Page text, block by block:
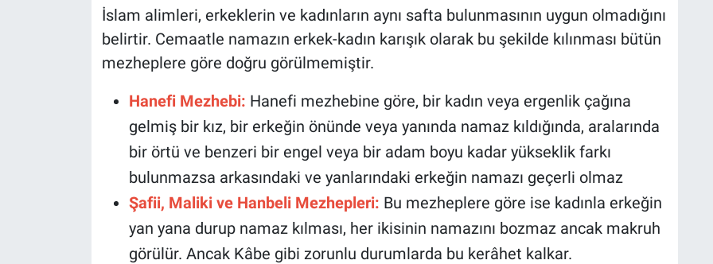
İslam alimleri, erkeklerin ve kadınların aynı safta bulunmasının uygun olmadığını
belirtir. Cemaatle namazın erkek-kadın karışık olarak bu şekilde kılınması bütün
mezheplere göre doğru görülmemiştir.
Hanefi Mezhebi: Hanefi mezhebine göre, bir kadın veya ergenlik çağına
gelmiş bir kız, bir erkeğin önünde veya yanında namaz kıldığında, aralarında
bir örtü ve benzeri bir engel veya bir adam boyu kadar yükseklik farkı
bulunmazsa arkasındaki ve yanlarındaki erkeğin namazı geçerli olmaz
Şafii, Maliki ve Hanbeli Mezhepleri: Bu mezheplere göre ise kadınla erkeğin
yan yana durup namaz kılması, her ikisinin namazını bozmaz ancak makruh
görülür. Ancak Kâbe gibi zorunlu durumlarda bu kerâhet kalkar.